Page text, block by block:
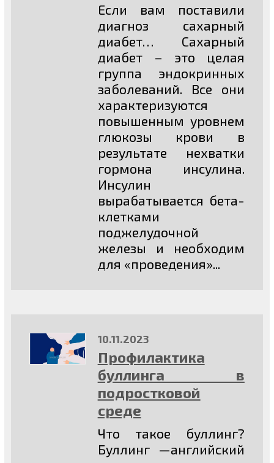
Если вам поставили
диагноз сахарный
диабет… Сахарный
диабет – это целая
группа эндокринных
заболеваний. Все они
характеризуются
повышенным уровнем
глюкозы крови в
результате нехватки
гормона инсулина.
Инсулин
вырабатывается бета-
клетками
поджелудочной
железы и необходим
для «проведения»...
10.11.2023
Профилактика
буллинга в
подростковой
среде
Что такое буллинг?
Буллинг —английский